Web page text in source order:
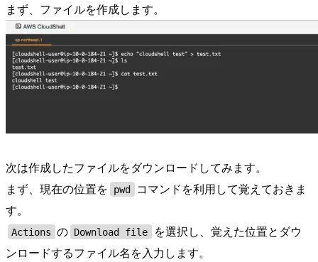
まず、ファイルを作成します。
次は作成したファイルをダウンロードしてみます。
まず、現在の位置を
pwd
コマンドを利用して覚えておきま
す。
Actions の Download file
を選択し、覚えた位置とダウ
ンロードするファイル名を入力します。